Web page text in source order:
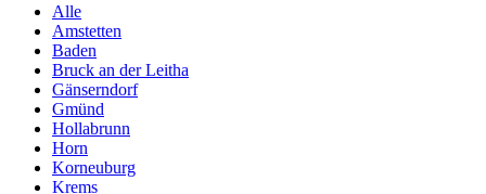
Alle
Amstetten
Baden
Bruck an der Leitha
Gänserndorf
Gmünd
Hollabrunn
Horn
Korneuburg
Krems